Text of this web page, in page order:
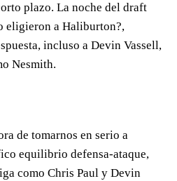
plazo. La noche del draft
eligieron a Haliburton?,
incluso a Devin Vassell,
Nesmith.
de tomarnos en serio a
equilibrio defensa-ataque,
como Chris Paul y Devin